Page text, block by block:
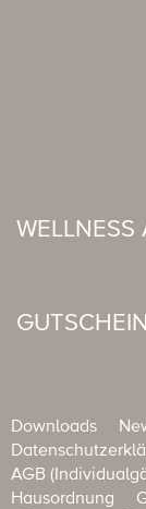
WELLNESS
GUTSCHEIN
Downloads
AGB
Hausordnung